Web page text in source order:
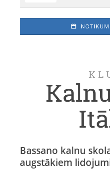
Bassano kalnu
augstākiem